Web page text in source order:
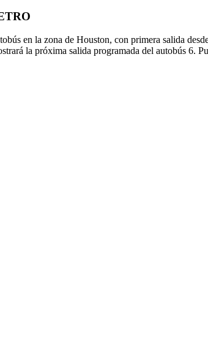
en la zona de Houston, con primera salida
la próxima salida programada del autobús 6.